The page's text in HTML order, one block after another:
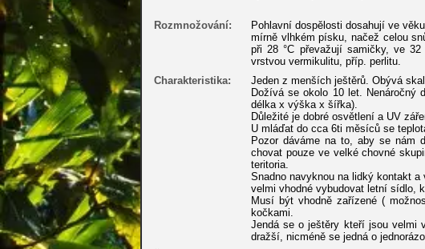
Rozmnožování:
Pohlavní dospělosti dosahují ve
mírně vlhkém písku, načež celou
při 28 °C převažují samičky, ve
vrstvou vermikulitu, příp. perlitu.
Charakteristika:
Jeden z menších ještěrů. Obývá
Dožívá se okolo 10 let. Nenáročný
délka x výška x šířka).
Důležité je dobré osvětlení a UV
U mláďat do cca 6ti měsíců se
Pozor dáváme na to, aby se nám
chovat pouze ve velké chovné
teritoria.
Snadno navyknou na lidký kontakt
velmi vhodné vybudovat letní sídlo,
Musí být vhodně zařízené (
kočkami.
Jendá se o ještěry kteří jsou velmi
dražší, nicméně se jedná o